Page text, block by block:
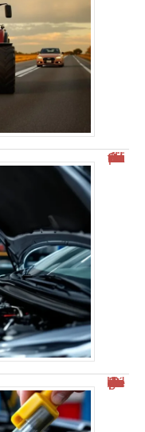
Comment ouvrir clapet anti retour voiture facilement
De combien de km peut-on dépasser la vidange ?